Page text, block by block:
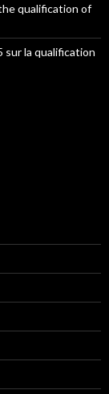
qualification of
sur la qualification